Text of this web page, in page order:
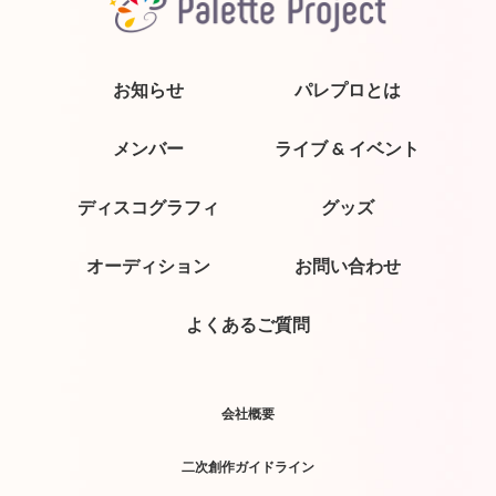
お知らせ パレプロとは
メンバー ライブ & イベント
ディスコグラフィ グッズ
オーディション お問い合わせ
よくあるご質問
会社概要
二次創作ガイドライン